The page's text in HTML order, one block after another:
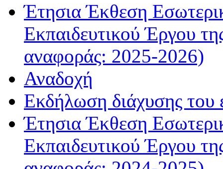
Έτησια Έκθεση
Εκπαιδευτικού Έργου
αναφοράς: 2025-2026)
Αναδοχή
Εκδήλωση διάχυσης του
Έτησια Έκθεση
Εκπαιδευτικού Έργου